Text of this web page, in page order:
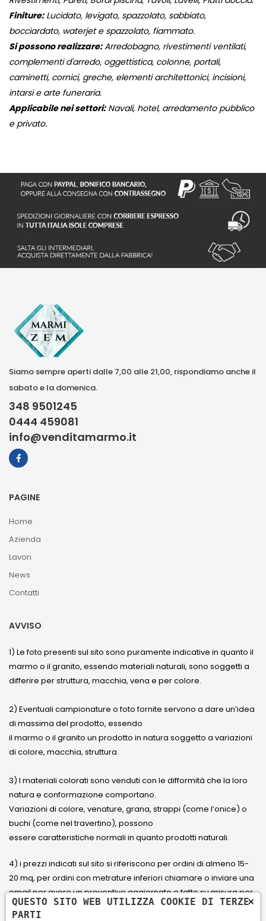
Finiture:Lucidato, levigato, spazzolato, sabbiato,
bocciardato, waterjet e spazzolato, fiammato.
Si possono realizzare:Arredobagno, rivestimenti ventilati,
complementi d'arredo, oggettistica, colonne, portali,
caminetti, cornici, greche, elementi architettonici, incisioni,
intarsi e arte funeraria.
Applicabile nei settori:Navali, hotel, arredamento pubblico
e privato.
Siamo sempre aperti dalle 7,00 alle 21,00, rispondiamo anche il
sabato e la domenica.
348 9501245
0444 459081
info@venditamarmo.it
PAGINE
Home
Azienda
Lavori
News
Contatti
AVVISO
1) Le foto presenti sul sito sono puramente indicative in quanto il
marmo o il granito, essendo materiali naturali, sono soggetti a
differire per struttura, macchia, vena e per colore.
2) Eventuali campionature o foto fornite servono a dare un’idea
di massima del prodotto, essendo
il marmo o il granito un prodotto in natura soggetto a variazioni
di colore, macchia, struttura.
3) I materiali colorati sono venduti con le difformità che la loro
natura e conformazione comportano.
Variazioni di colore, venature, grana, strappi (come l’onice) o
buchi (come nel travertino), possono
essere caratteristiche normali in quanto prodotti naturali.
4) i prezzi indicati sul sito si riferiscono per ordini di almeno 15-
20 mq, per ordini con metrature inferiori chiamare o inviare una
email per avere un preventivo aggiornato e fatto su misura per
il cliente.
×
QUESTO SITO WEB UTILIZZA COOKIE DI TERZE
PARTI